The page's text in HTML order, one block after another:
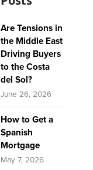
Are Tensions in
the Middle East
Driving Buyers
to the Costa
del Sol?
June 26, 2026
How to Get a
Spanish
Mortgage
May 7, 2026